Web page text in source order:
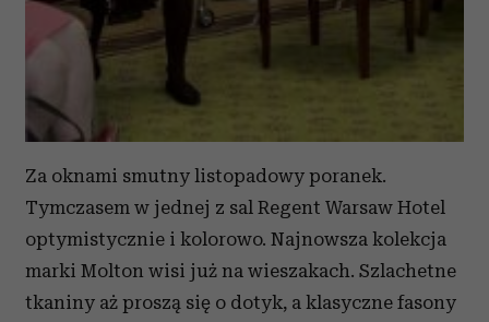
Za oknami smutny listopadowy poranek.
Tymczasem w jednej z sal Regent Warsaw Hotel
optymistycznie i kolorowo. Najnowsza kolekcja
marki Molton wisi już na wieszakach. Szlachetne
tkaniny aż proszą się o dotyk, a klasyczne fasony